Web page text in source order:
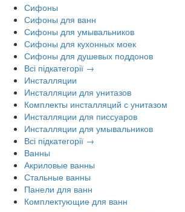
Сифоны
Сифоны для ванн
Сифоны для умывальников
Сифоны для кухонных моек
Сифоны для душевых поддонов
Всі підкатегорії →
Инсталляции
Инсталляции для унитазов
Комплекты инсталляций с унитазом
Инсталляции для писсуаров
Инсталляции для умывальников
Всі підкатегорії →
Ванны
Акриловые ванны
Стальные ванны
Панели для ванн
Комплектующие для ванн